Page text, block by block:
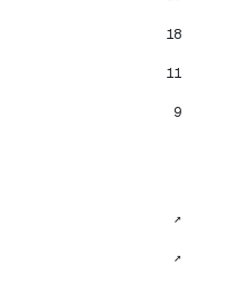
18
11
9
↗
↗